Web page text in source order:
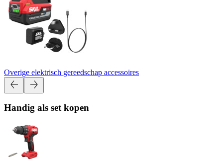
Overige elektrisch gereedschap accessoires
Handig als set kopen